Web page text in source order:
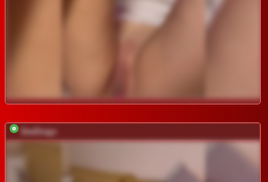
DeeDrago